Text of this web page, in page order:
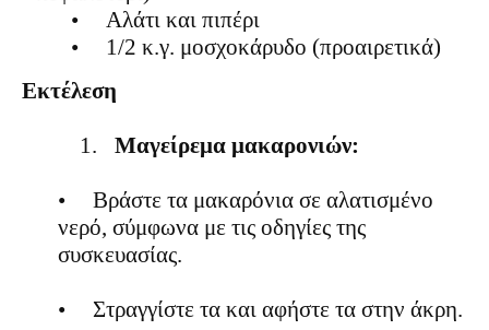
•
Αλάτι και πιπέρι
•
1/2 κ.γ. μοσχοκάρυδο (προαιρετικά)
Εκτέλεση
1. Μαγείρεμα μακαρονιών:
•
Βράστε τα μακαρόνια σε αλατισμένο
νερό, σύμφωνα με τις οδηγίες της
συσκευασίας.
• Στραγγίστε τα και αφήστε τα στην άκρη.